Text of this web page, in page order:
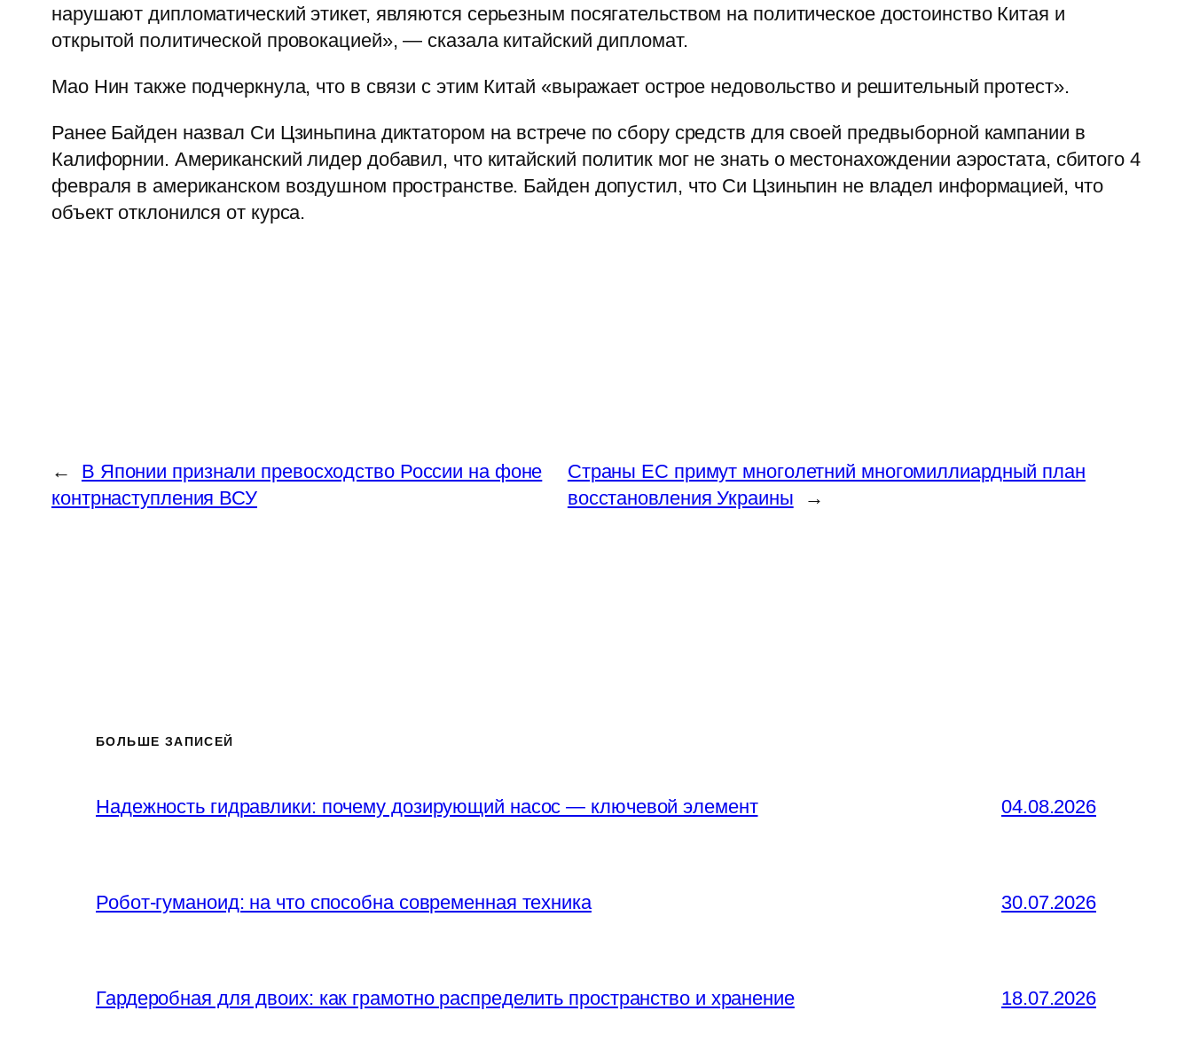
нарушают дипломатический этикет, являются серьезным посягательством на политическое достоинство Китая и
открытой политической провокацией», — сказала китайский дипломат.
Мао Нин также подчеркнула, что в связи с этим Китай «выражает острое недовольство и решительный протест».
Ранее Байден назвал Си Цзиньпина диктатором на встрече по сбору средств для своей предвыборной кампании в
Калифорнии. Американский лидер добавил, что китайский политик мог не знать о местонахождении аэростата, сбитого 4
февраля в американском воздушном пространстве. Байден допустил, что Си Цзиньпин не владел информацией, что
объект отклонился от курса.
←
В Японии признали превосходство России на фоне
контрнаступления ВСУ
Страны ЕС примут многолетний многомиллиардный план
восстановления Украины
→
БОЛЬШЕ ЗАПИСЕЙ
Надежность гидравлики: почему дозирующий насос — ключевой элемент 04.08.2026
Робот-гуманоид: на что способна современная техника 30.07.2026
Гардеробная для двоих: как грамотно распределить пространство и хранение 18.07.2026